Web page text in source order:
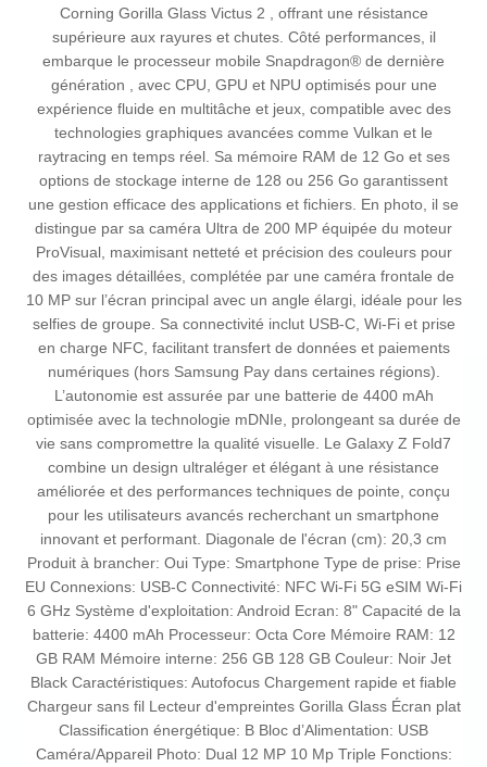
Corning Gorilla Glass Victus 2 , offrant une résistance
supérieure aux rayures et chutes. Côté performances, il
embarque le processeur mobile Snapdragon® de dernière
génération , avec CPU, GPU et NPU optimisés pour une
expérience fluide en multitâche et jeux, compatible avec des
technologies graphiques avancées comme Vulkan et le
raytracing en temps réel. Sa mémoire RAM de 12 Go et ses
options de stockage interne de 128 ou 256 Go garantissent
une gestion efficace des applications et fichiers. En photo, il se
distingue par sa caméra Ultra de 200 MP équipée du moteur
ProVisual, maximisant netteté et précision des couleurs pour
des images détaillées, complétée par une caméra frontale de
10 MP sur l’écran principal avec un angle élargi, idéale pour les
selfies de groupe. Sa connectivité inclut USB-C, Wi-Fi et prise
en charge NFC, facilitant transfert de données et paiements
numériques (hors Samsung Pay dans certaines régions).
L’autonomie est assurée par une batterie de 4400 mAh
optimisée avec la technologie mDNIe, prolongeant sa durée de
vie sans compromettre la qualité visuelle. Le Galaxy Z Fold7
combine un design ultraléger et élégant à une résistance
améliorée et des performances techniques de pointe, conçu
pour les utilisateurs avancés recherchant un smartphone
innovant et performant. Diagonale de l'écran (cm): 20,3 cm
Produit à brancher: Oui Type: Smartphone Type de prise: Prise
EU Connexions: USB-C Connectivité: NFC Wi-Fi 5G eSIM Wi-Fi
6 GHz Système d'exploitation: Android Ecran: 8" Capacité de la
batterie: 4400 mAh Processeur: Octa Core Mémoire RAM: 12
GB RAM Mémoire interne: 256 GB 128 GB Couleur: Noir Jet
Black Caractéristiques: Autofocus Chargement rapide et fiable
Chargeur sans fil Lecteur d'empreintes Gorilla Glass Écran plat
Classification énergétique: B Bloc d’Alimentation: USB
Caméra/Appareil Photo: Dual 12 MP 10 Mp Triple Fonctions: